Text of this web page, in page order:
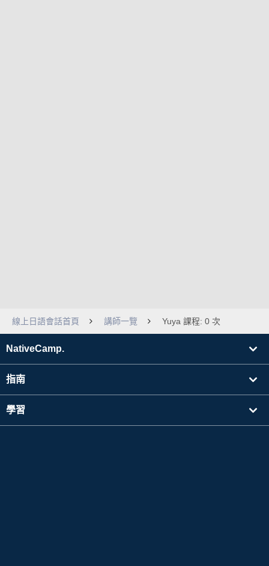
線上日語會話首頁 講師一覽 Yuya 課程: 0 次
NativeCamp.
指南
學習